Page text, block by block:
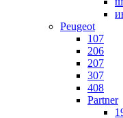
Peugeot
107
206
207
307
408
Partner